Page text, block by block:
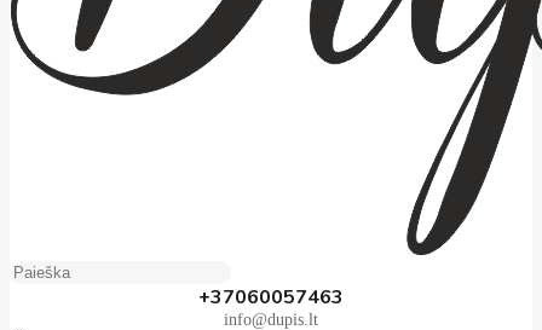
+37060057463
info@dupis.lt